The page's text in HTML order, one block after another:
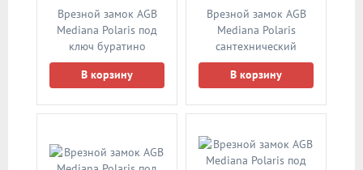
Врезной замок AGB
Mediana Polaris под
ключ буратино
(матовый хром) без
ответной планки
В корзину
Врезной замок AGB
Mediana Polaris
сантехнический
(состаренная бронза)
без ответной планки
В корзину